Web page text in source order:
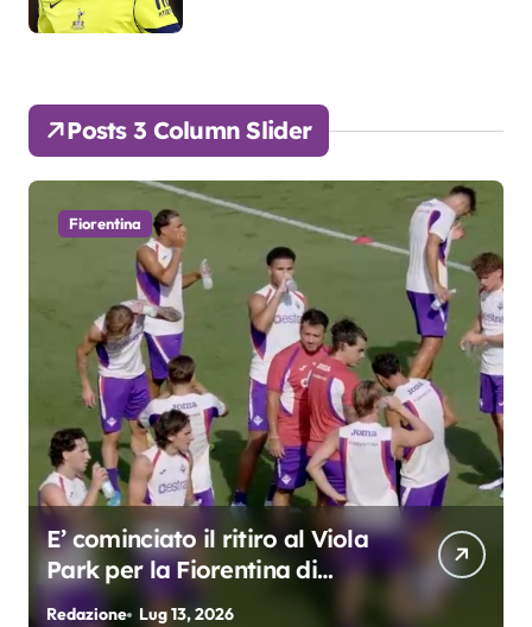
Posts 3 Column Slider
Fiorentina
E’ cominciato il ritiro al Viola
Park per la Fiorentina di
Grosso
Redazione Lug 13, 2026